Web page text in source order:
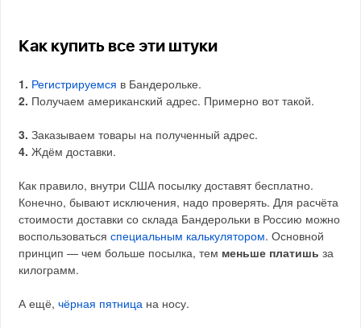
Как купить все эти штуки
1. Регистрируемся в Бандерольке.
2. Получаем американский адрес. Примерно вот такой.
3. Заказываем товары на полученный адрес.
4. Ждём доставки.
Как правило, внутри США посылку доставят бесплатно.
Конечно, бывают исключения, надо проверять. Для расчёта
стоимости доставки со склада Бандерольки в Россию можно
воспользоватьсяспециальным калькулятором. Основной
принцип — чем больше посылка, тем меньше платишь за
килограмм.
А ещё,чёрная пятница на носу.